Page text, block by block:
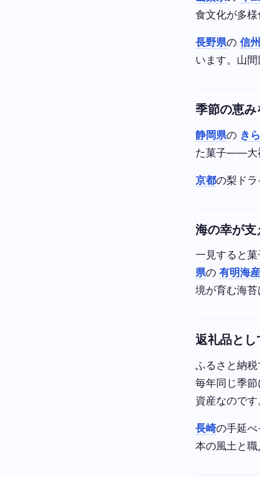
食文化が多様
長野県の信
います。山
季節の恵み
静岡県の き
た菓子——大
京都の梨ドラ
海の幸が
一見すると
県の有明海
境が育む海苔
返礼品と
ふるさと納
毎年同じ季
資産なのです
長崎の手延
本の風土と職